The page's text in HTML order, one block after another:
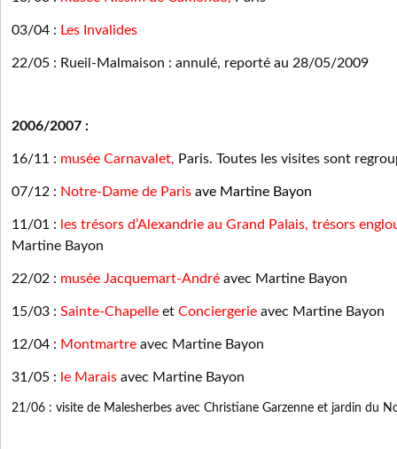
03/04 : Les Invalides
22/05 : Rueil-Malmaison : annulé, reporté au 28/05/2009
2006/2007 :
16/11 : musée Carnavalet, Paris. Toutes les visites sont
07/12 : Notre-Dame de Paris ave Martine Bayon
11/01 : les trésors d’Alexandrie au Grand Palais, trésors
Martine Bayon
22/02 : musée Jacquemart-André avec Martine Bayon
15/03 : Sainte-Chapelle et Conciergerie avec Martine Bayon
12/04 : Montmartre avec Martine Bayon
31/05 : le Marais avec Martine Bayon
21/06 : visite de Malesherbes avec Christiane Garzenne et jardin du